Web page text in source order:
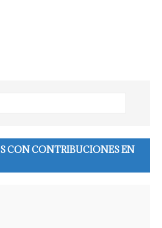
CON CONTRIBUCIONES EN